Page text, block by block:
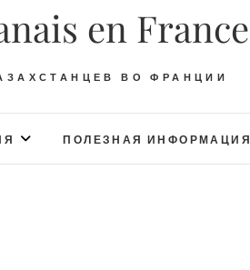
en France
ВО ФРАНЦИИ
ПОЛЕЗНАЯ ИНФОРМАЦИЯ